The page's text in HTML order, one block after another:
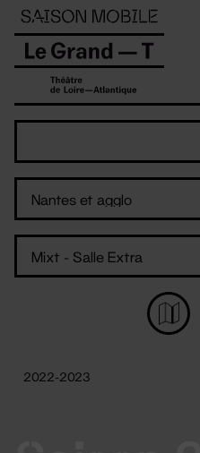
Panneau de gestion des cookies